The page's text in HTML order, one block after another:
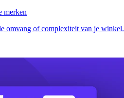
merken
omvang of complexiteit van je winkel.